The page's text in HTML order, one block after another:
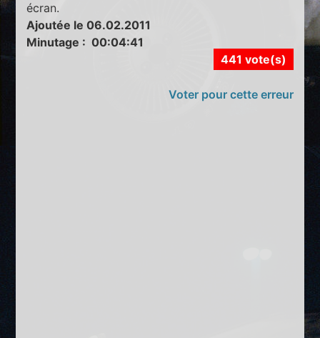
écran.
Ajoutée le 06.02.2011
Minutage : 00:04:41
441 vote(s)
Voter pour cette erreur